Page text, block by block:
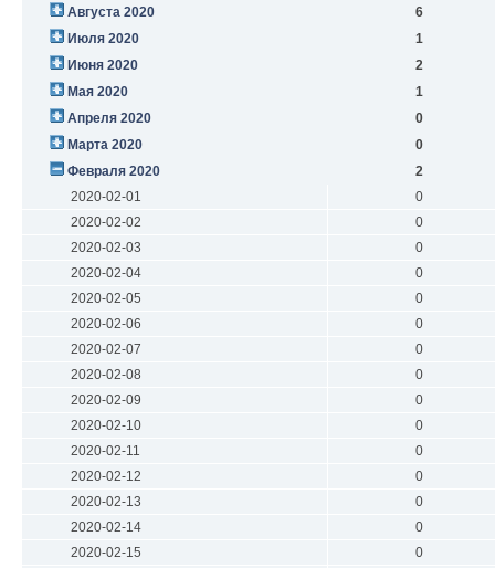
Августа 2020
6
Июля 2020
1
Июня 2020
2
Мая 2020
1
Апреля 2020
0
Марта 2020
0
Февраля 2020
2
2020-02-01
0
2020-02-02
0
2020-02-03
0
2020-02-04
0
2020-02-05
0
2020-02-06
0
2020-02-07
0
2020-02-08
0
2020-02-09
0
2020-02-10
0
2020-02-11
0
2020-02-12
0
2020-02-13
0
2020-02-14
0
2020-02-15
0